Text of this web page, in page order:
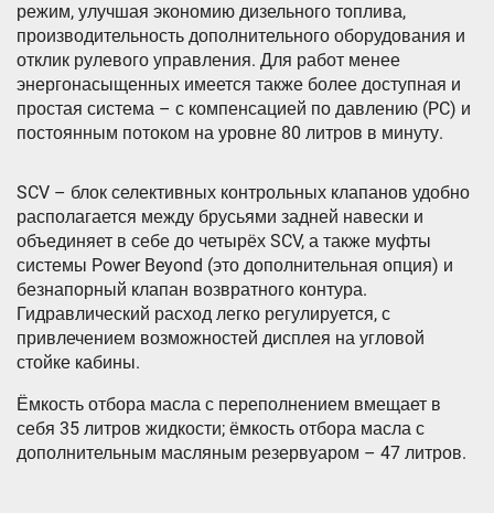
режим, улучшая экономию дизельного топлива,
производительность дополнительного оборудования и
отклик рулевого управления. Для работ менее
энергонасыщенных имеется также более доступная и
простая система – с компенсацией по давлению (PC) и
постоянным потоком на уровне 80 литров в минуту.
SCV – блок селективных контрольных клапанов удобно
располагается между брусьями задней навески и
объединяет в себе до четырёх SCV, а также муфты
системы Power Beyond (это дополнительная опция) и
безнапорный клапан возвратного контура.
Гидравлический расход легко регулируется, с
привлечением возможностей дисплея на угловой
стойке кабины.
Ёмкость отбора масла с переполнением вмещает в
себя 35 литров жидкости; ёмкость отбора масла с
дополнительным масляным резервуаром – 47 литров.